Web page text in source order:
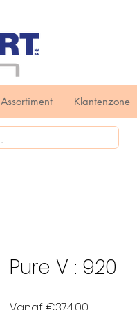
Assortiment Klantenzone
Pure V : 920